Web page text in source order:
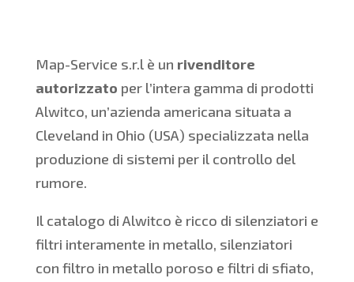
Map-Service s.r.l è un rivenditore
autorizzato per l’intera gamma di prodotti
Alwitco, un’azienda americana situata a
Cleveland in Ohio (USA) specializzata nella
produzione di sistemi per il controllo del
rumore.
Il catalogo di Alwitco è ricco di silenziatori e
filtri interamente in metallo, silenziatori
con filtro in metallo poroso e filtri di sfiato,